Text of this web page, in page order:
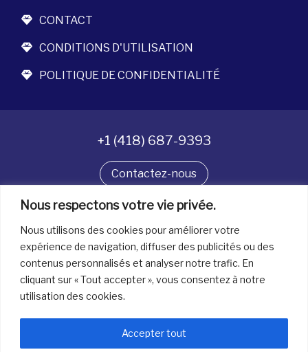
Nous respectons votre vie privée.
Nous utilisons des cookies pour améliorer votre
expérience de navigation, diffuser des publicités ou des
contenus personnalisés et analyser notre trafic. En
cliquant sur « Tout accepter », vous consentez à notre
utilisation des cookies.
Accepter tout
CONTACT
CONDITIONS D'UTILISATION
POLITIQUE DE CONFIDENTIALITÉ
+1 (418) 687-9393
Contactez-nous
Suivez-nous
Tous droits réservés. © La boîte à bijoux 2026